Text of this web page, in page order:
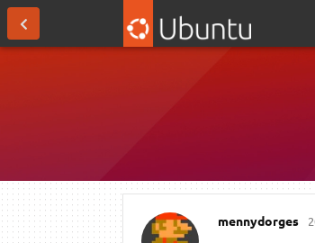
mennydorges